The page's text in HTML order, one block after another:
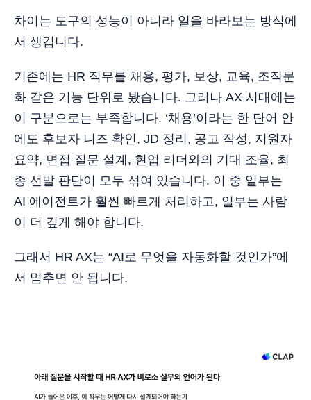
차이는 도구의 성능이 아니라 일을 바라보는 방식에
서 생깁니다.
기존에는 HR 직무를 채용, 평가, 보상, 교육, 조직문
화 같은 기능 단위로 봤습니다. 그러나 AX 시대에는
이 구분으로는 부족합니다. ‘채용’이라는 한 단어 안
에도 후보자 니즈 확인, JD 정리, 공고 작성, 지원자
요약, 면접 질문 설계, 현업 리더와의 기대 조율, 최
종 선발 판단이 모두 섞여 있습니다. 이 중 일부는
AI 에이전트가 훨씬 빠르게 처리하고, 일부는 사람
이 더 깊게 해야 합니다.
그래서 HR AX는 “AI로 무엇을 자동화할 것인가”에
서 멈추면 안 됩니다.